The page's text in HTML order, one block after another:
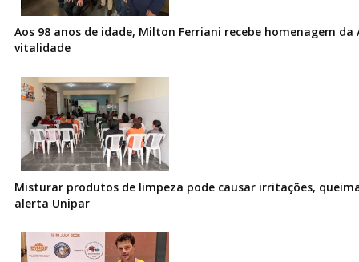
Aos 98 anos de idade, Milton Ferriani recebe homenagem da
vitalidade
Misturar produtos de limpeza pode causar irritações,
alerta Unipar